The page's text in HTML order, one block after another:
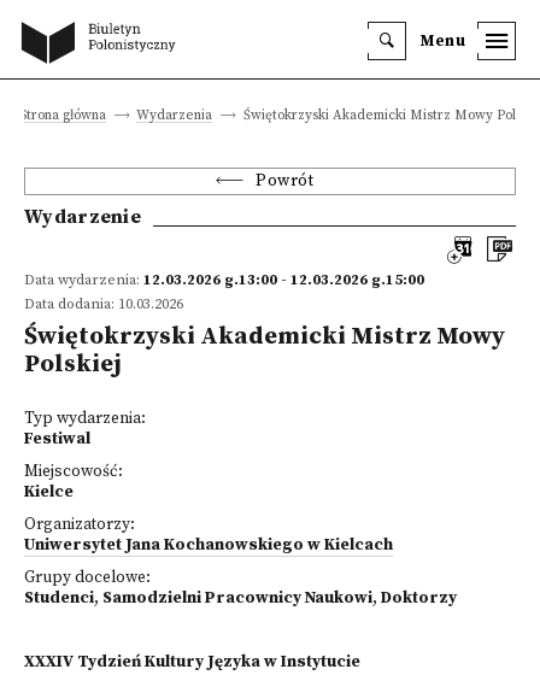
Menu
Strona główna Wydarzenia Świętokrzyski Akademicki Mistrz Mowy
Powrót
Wydarzenie
Data wydarzenia: 12.03.2026 g.13:00 - 12.03.2026 g.15:00
Data dodania: 10.03.2026
Świętokrzyski Akademicki Mistrz Mowy
Polskiej
Typ wydarzenia:
Festiwal
Miejscowość:
Kielce
Organizatorzy:
Uniwersytet Jana Kochanowskiego w Kielcach
Grupy docelowe:
Studenci, Samodzielni Pracownicy Naukowi, Doktorzy
XXXIV Tydzień Kultury Języka w Instytucie